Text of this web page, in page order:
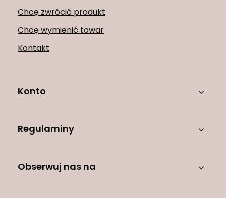
Chcę zwrócić produkt
Chcę wymienić towar
Kontakt
Konto
Regulaminy
Obserwuj nas na